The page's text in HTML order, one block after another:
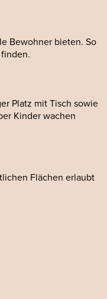
Bewohner bieten. So
Platz mit Tisch sowie
Kinder wachen
Flächen erlaubt